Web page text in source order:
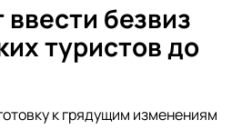
безвиз
туристов до
к грядущим изменениям